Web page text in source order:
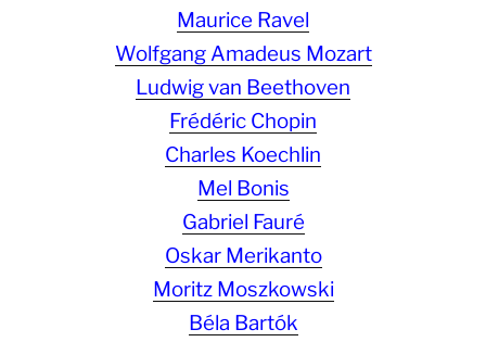
Maurice Ravel
Wolfgang Amadeus Mozart
Ludwig van Beethoven
Frédéric Chopin
Charles Koechlin
Mel Bonis
Gabriel Fauré
Oskar Merikanto
Moritz Moszkowski
Béla Bartók